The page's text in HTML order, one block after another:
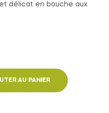
délicat en bouche aux
AU PANIER